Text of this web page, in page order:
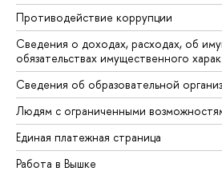
Противодействие коррупции
Сведения о доходах, расходах, об
обязательствах имущественного
Сведения об образовательной
Людям с ограниченными
Единая платежная страница
Работа в Вышке